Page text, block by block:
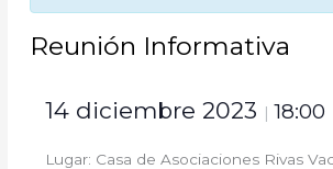
Reunión Informativa
14 diciembre 2023 |18:00
Lugar: Casa de Asociaciones Rivas